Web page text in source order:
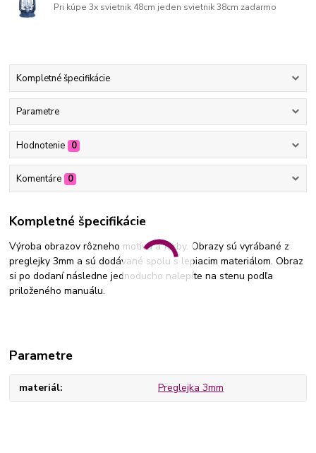
Pri kúpe 3x svietnik 48cm jeden svietnik 38cm zadarmo
Kompletné špecifikácie
Parametre
Hodnotenie 0
Komentáre 0
Kompletné špecifikácie
Výroba obrazov rôzneho motívu a farby. Obrazy sú vyrábané z
preglejky 3mm a sú dodávané spolu s lepiacim materiálom. Obraz
si po dodaní následne jednoducho nalepíte na stenu podľa
priloženého manuálu.
Parametre
materiál Preglejka 3mm